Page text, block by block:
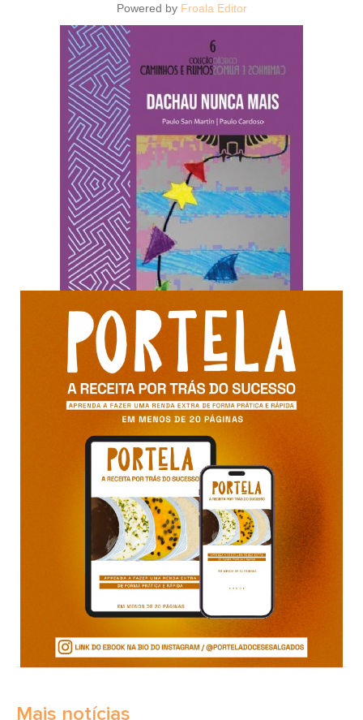
Powered by Froala Editor
Mais notícias